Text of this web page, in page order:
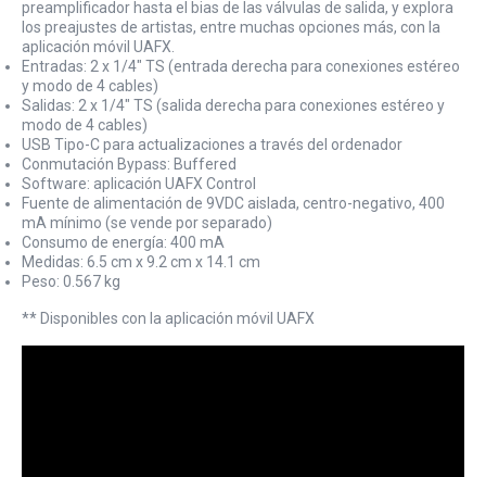
preamplificador hasta el bias de las válvulas de salida, y explora
los preajustes de artistas, entre muchas opciones más, con la
aplicación móvil UAFX.
Entradas: 2 x 1/4" TS (entrada derecha para conexiones estéreo
y modo de 4 cables)
Salidas: 2 x 1/4" TS (salida derecha para conexiones estéreo y
modo de 4 cables)
USB Tipo-C para actualizaciones a través del ordenador
Conmutación Bypass: Buffered
Software: aplicación UAFX Control
Fuente de alimentación de 9VDC aislada, centro-negativo, 400
mA mínimo (se vende por separado)
Consumo de energía: 400 mA
Medidas: 6.5 cm x 9.2 cm x 14.1 cm
Peso: 0.567 kg
** Disponibles con la aplicación móvil UAFX